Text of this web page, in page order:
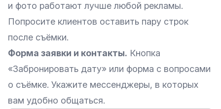
и фото работают лучше любой рекламы.
Попросите клиентов оставить пару строк
после съёмки.
Форма заявки и контакты. Кнопка
«Забронировать дату» или форма с вопросами
о съёмке. Укажите мессенджеры, в которых
вам удобно общаться.